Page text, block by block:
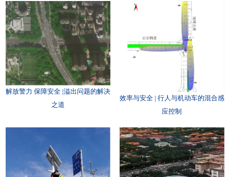
解放警力 保障安全 |溢出问题的解决
之道
效率与安全 | 行人与机动车的混合感
应控制